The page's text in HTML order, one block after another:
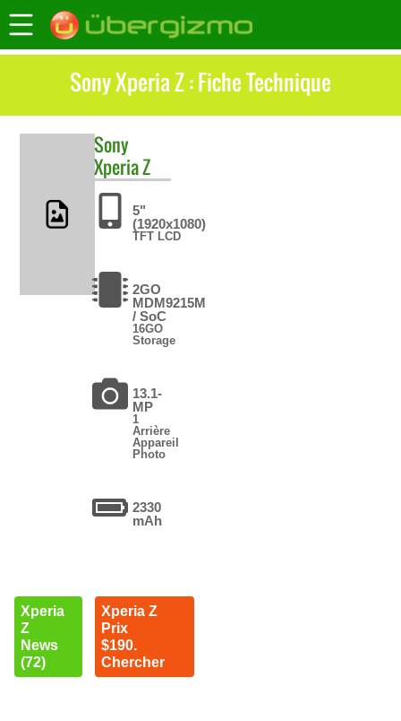
Sony Xperia Z : Fiche Technique
Sony
Xperia Z
5"
(1920x1080)
TFT LCD
2GO
MDM9215M
/ SoC
16GO
Storage
13.1-
MP
1
Arrière
Appareil
Photo
2330
mAh
Xperia
Z
News
(72)
Xperia Z
Prix
$190.
Chercher